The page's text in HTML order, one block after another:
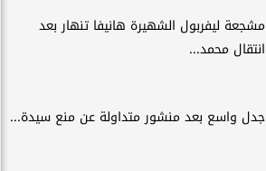
مشجعة ليفربول الشهيرة هانيفا تنهار بعد
انتقال محمد...
جدل واسع بعد منشور متداولة عن منع سيدة...